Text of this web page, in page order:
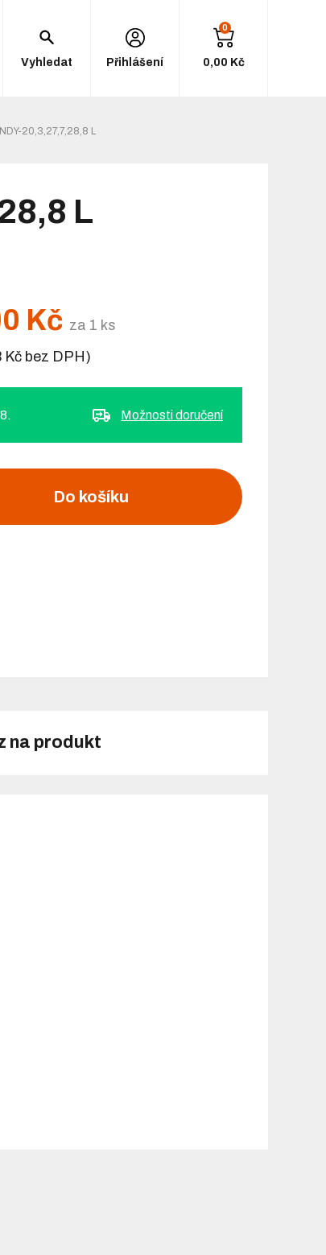
Vyhledat Přihlášení
0
0,00 Kč
20,3,27,7,28,8 L
L
Kč za 1 ks
Kč bez DPH)
Možnosti doručení
Do košíku
na produkt